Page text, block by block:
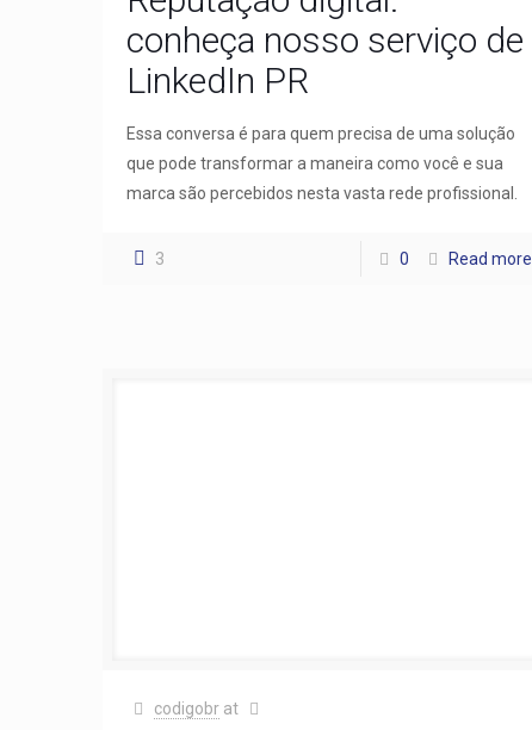
conheça nosso serviço de
LinkedIn PR
Essa conversa é para quem precisa de uma solução
que pode transformar a maneira como você e sua
marca são percebidos nesta vasta rede profissional.
3 0 Read more
codigobr at